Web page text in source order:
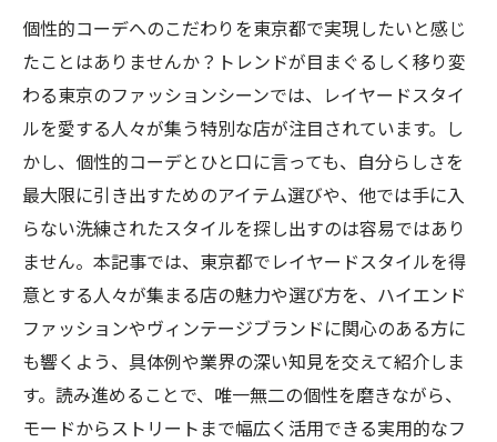
個性的コーデへのこだわりを東京都で実現したいと感じ
たことはありませんか？トレンドが目まぐるしく移り変
わる東京のファッションシーンでは、レイヤードスタイ
ルを愛する人々が集う特別な店が注目されています。し
かし、個性的コーデとひと口に言っても、自分らしさを
最大限に引き出すためのアイテム選びや、他では手に入
らない洗練されたスタイルを探し出すのは容易ではあり
ません。本記事では、東京都でレイヤードスタイルを得
意とする人々が集まる店の魅力や選び方を、ハイエンド
ファッションやヴィンテージブランドに関心のある方に
も響くよう、具体例や業界の深い知見を交えて紹介しま
す。読み進めることで、唯一無二の個性を磨きながら、
モードからストリートまで幅広く活用できる実用的なフ